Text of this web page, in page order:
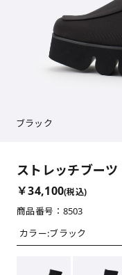
ブラック
ストレッチブーツ
￥34,100(税込)
商品番号：8503
カラー:ブラック